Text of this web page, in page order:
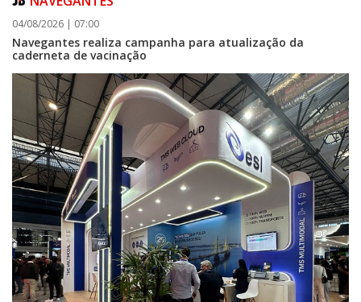
04/08/2026 | 07:00
Navegantes realiza campanha para atualização da
caderneta de vacinação